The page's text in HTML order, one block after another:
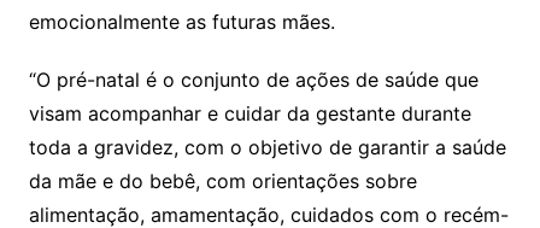
emocionalmente as futuras mães.
“O pré-natal é o conjunto de ações de saúde que
visam acompanhar e cuidar da gestante durante
toda a gravidez, com o objetivo de garantir a saúde
da mãe e do bebê, com orientações sobre
alimentação, amamentação, cuidados com o recém-